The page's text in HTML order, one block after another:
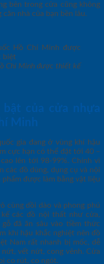
bên trong cửa cũng không
nhà của bạn bền lâu.
Chí Minh được thiết kế
của cửa nhựa
Minh
gia đang ở vùng khí hậu
cực hạn có thể đặt tới 40 –
lên tới 98-99%. Chính vì
các đồ dùng, dụng cụ và nội
được làm bằng vật liệu
cùng dồi dào và phong phú
các đồ nội thất như cửa,
đã ăn sâu vào tiềm thức
khí hậu khắc nghiệt nên đồ
Nam rất nhanh bị mốc, dễ
vết nứt, cong vênh. Cửa
co rút, co ngót.